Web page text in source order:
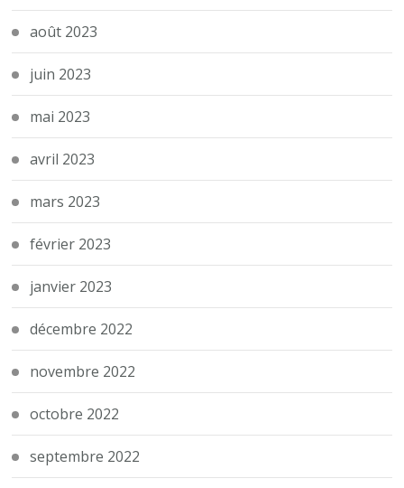
août 2023
juin 2023
mai 2023
avril 2023
mars 2023
février 2023
janvier 2023
décembre 2022
novembre 2022
octobre 2022
septembre 2022